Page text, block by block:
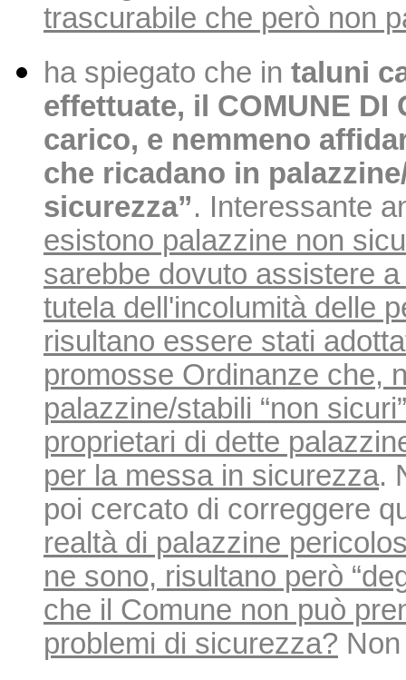
trascurabile che però non
ha spiegato che in taluni
effettuate, il COMUNE DI
carico, e nemmeno
che ricadano in
sicurezza”. Interessante
esistono palazzine non
sarebbe dovuto assistere
tutela dell'incolumità delle
risultano essere stati
promosse Ordinanze che,
palazzine/stabili “non
proprietari di dette
per la messa in sicurezza.
poi cercato di correggere
realtà di palazzine
ne sono, risultano però
che il Comune non può
problemi di sicurezza?